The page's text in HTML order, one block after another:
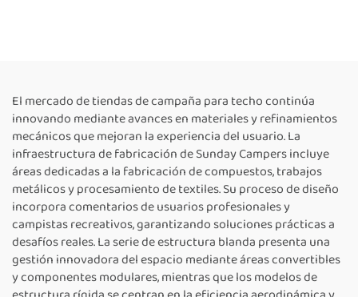
El mercado de tiendas de campaña para techo continúa
innovando mediante avances en materiales y refinamientos
mecánicos que mejoran la experiencia del usuario. La
infraestructura de fabricación de Sunday Campers incluye
áreas dedicadas a la fabricación de compuestos, trabajos
metálicos y procesamiento de textiles. Su proceso de diseño
incorpora comentarios de usuarios profesionales y
campistas recreativos, garantizando soluciones prácticas a
desafíos reales. La serie de estructura blanda presenta una
gestión innovadora del espacio mediante áreas convertibles
y componentes modulares, mientras que los modelos de